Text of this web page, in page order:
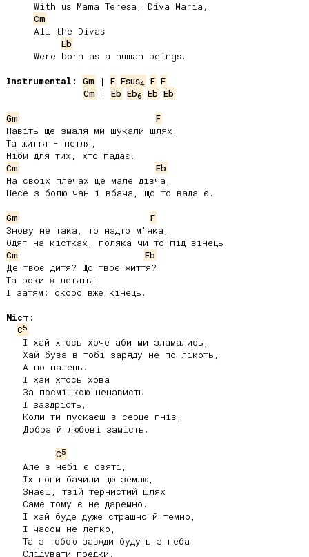
Cm
Eb
Instrumental:
Gm | F Fsus4 F F
Cm | Eb Eb6 Eb Eb
Gm
F
Навіть ще змаля ми шукали шлях,
Та життя - петля,
Cm
Eb
На своїх плечах ще мале дівча,
Несе з болю чан і вбача, що то вада є.
Gm
F
Знову не така, то надто м'яка,
Cm
Eb
Де твоє дитя? Що твоє життя?
Та роки ж летять!
І затям: скоро вже кінець.
Міст:
C5
C5